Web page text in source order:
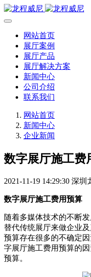
网站首页
展厅案例
展厅产品
展厅解决方案
新闻中心
公司介绍
联系我们
网站首页
新闻中心
企业新闻
数字展厅施工费
2021-11-19 14:29:30 深圳
数字展厅施工费用预算
随着多媒体技术的不断
替代传统展厅来做企业
预算存在很多的不确定
字展厅施工费用预算的
预算。